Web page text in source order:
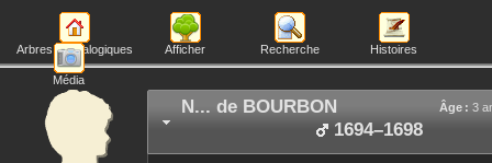
Arbres généalogiques Afficher Recherche Histoires
Média
N... de BOURBON Âge : 3
1694–1698